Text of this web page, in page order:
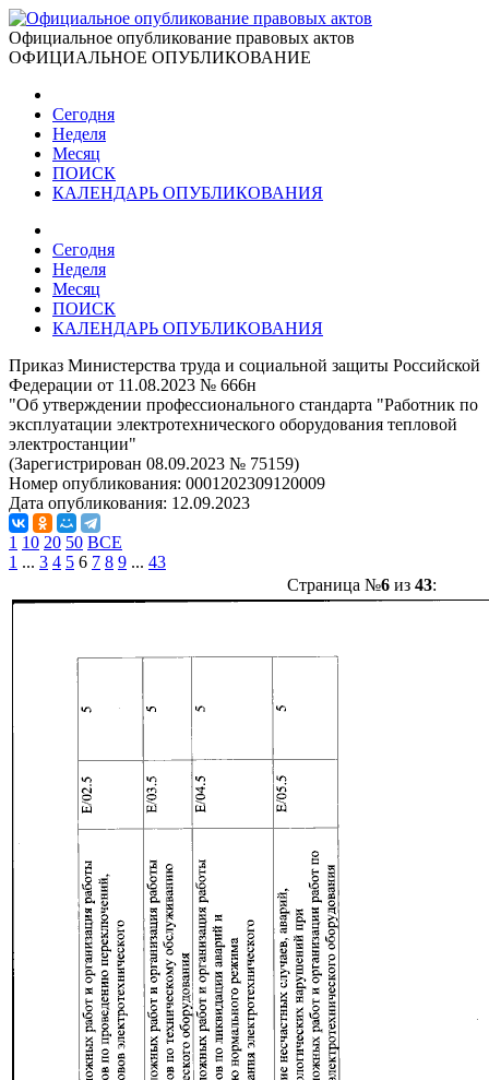
Официальное опубликование правовых актов
ОФИЦИАЛЬНОЕ ОПУБЛИКОВАНИЕ
Сегодня
Неделя
Месяц
ПОИСК
КАЛЕНДАРЬ ОПУБЛИКОВАНИЯ
Сегодня
Неделя
Месяц
ПОИСК
КАЛЕНДАРЬ ОПУБЛИКОВАНИЯ
Приказ Министерства труда и социальной защиты Российской
Федерации от 11.08.2023 № 666н
"Об утверждении профессионального стандарта "Работник по
эксплуатации электротехнического оборудования тепловой
электростанции"
(Зарегистрирован 08.09.2023 № 75159)
Номер опубликования: 0001202309120009
Дата опубликования: 12.09.2023
1 10 20 50 ВСЕ
1 ... 3 4 5 6 7 8 9 ... 43
Страница №6из 43: